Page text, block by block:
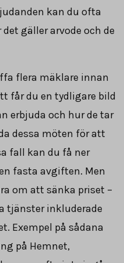
kan du ofta
gäller arvode och de
flera mäklare innan
får du en tydligare bild
erbjuda och hur de tar
dessa möten för att
fall kan du få ner
fasta avgiften. Men
om att sänka priset –
tjänster inkluderade
Exempel på sådana
på Hemnet,